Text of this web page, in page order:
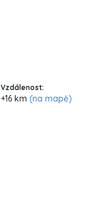
Vzdálenost:
+16 km (na mapě)